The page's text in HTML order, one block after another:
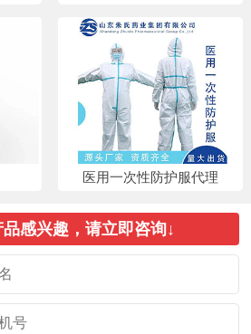
医用一次性防护服代理
感兴趣，请立即咨询↓